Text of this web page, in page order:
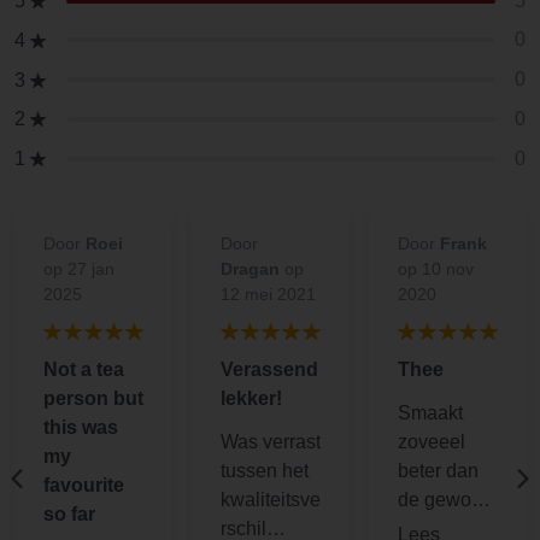
4
3
2
1
Not a tea
person but
this was
my
favourite
so far
Verassend
lekker!
Was verrast
tussen het
kwaliteitsve
rschil
Thee
Smaakt
zoveeel
beter dan
de gewone
thee